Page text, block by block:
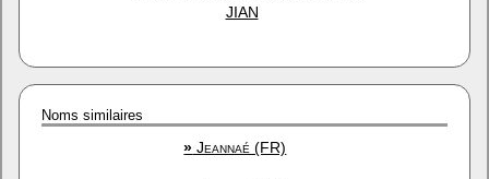
JIAN
Noms similaires
» Jeannaé (FR)